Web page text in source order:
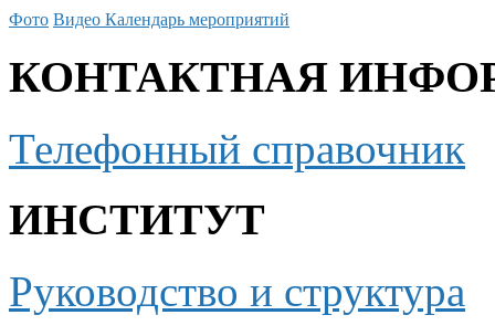
Фото Видео Календарь мероприятий
КОНТАКТНАЯ
Телефонный справочник
ИНСТИТУТ
Руководство и структура